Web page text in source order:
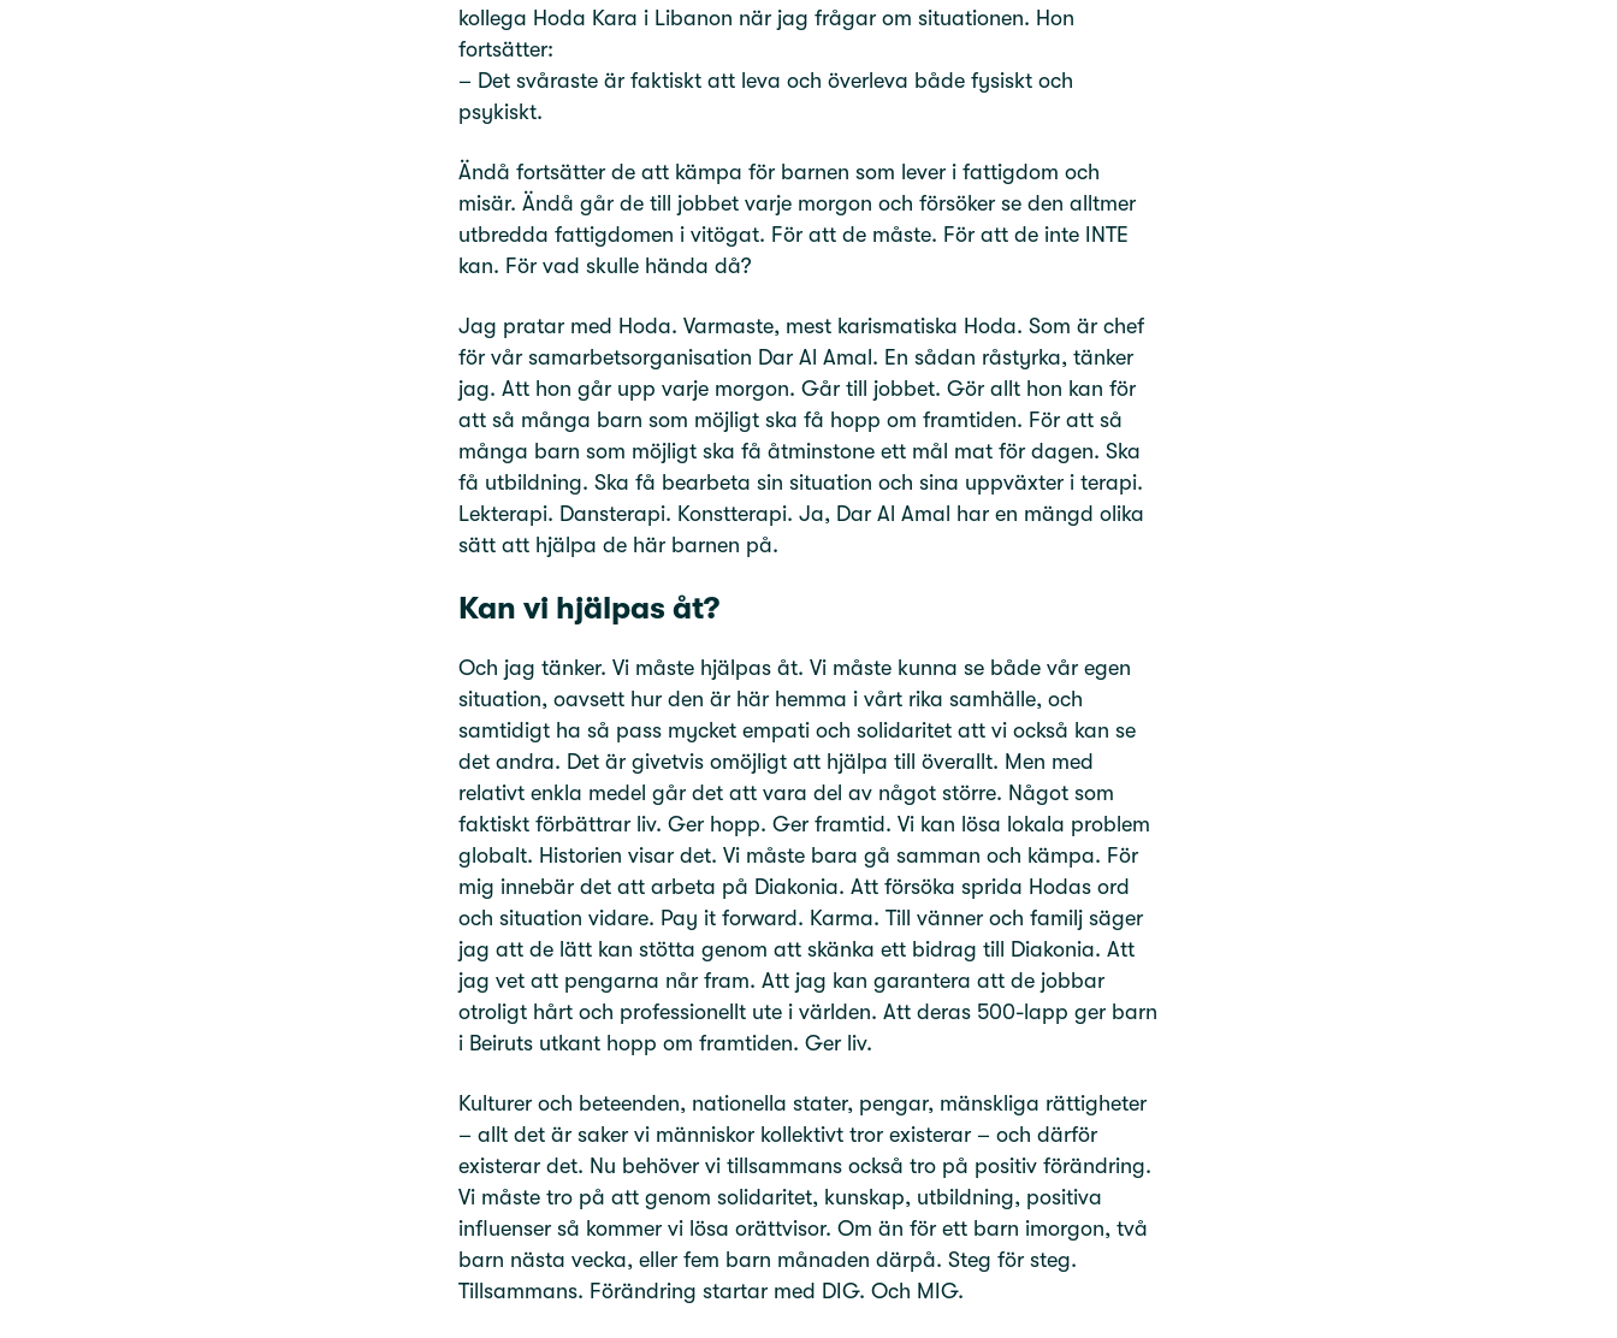
kollega Hoda Kara i Libanon när jag frågar om situationen. Hon
fortsätter:
– Det svåraste är faktiskt att leva och överleva både fysiskt och
psykiskt.
Ändå fortsätter de att kämpa för barnen som lever i fattigdom och
misär. Ändå går de till jobbet varje morgon och försöker se den alltmer
utbredda fattigdomen i vitögat. För att de måste. För att de inte INTE
kan. För vad skulle hända då?
Jag pratar med Hoda. Varmaste, mest karismatiska Hoda. Som är chef
för vår samarbetsorganisation Dar Al Amal. En sådan råstyrka, tänker
jag. Att hon går upp varje morgon. Går till jobbet. Gör allt hon kan för
att så många barn som möjligt ska få hopp om framtiden. För att så
många barn som möjligt ska få åtminstone ett mål mat för dagen. Ska
få utbildning. Ska få bearbeta sin situation och sina uppväxter i terapi.
Lekterapi. Dansterapi. Konstterapi. Ja, Dar Al Amal har en mängd olika
sätt att hjälpa de här barnen på.
Kan vi hjälpas åt?
Och jag tänker. Vi måste hjälpas åt. Vi måste kunna se både vår egen
situation, oavsett hur den är här hemma i vårt rika samhälle, och
samtidigt ha så pass mycket empati och solidaritet att vi också kan se
det andra. Det är givetvis omöjligt att hjälpa till överallt. Men med
relativt enkla medel går det att vara del av något större. Något som
faktiskt förbättrar liv. Ger hopp. Ger framtid. Vi kan lösa lokala problem
globalt. Historien visar det. Vi måste bara gå samman och kämpa. För
mig innebär det att arbeta på Diakonia. Att försöka sprida Hodas ord
och situation vidare. Pay it forward. Karma. Till vänner och familj säger
jag att de lätt kan stötta genom att skänka ett bidrag till Diakonia. Att
jag vet att pengarna når fram. Att jag kan garantera att de jobbar
otroligt hårt och professionellt ute i världen. Att deras 500-lapp ger barn
i Beiruts utkant hopp om framtiden. Ger liv.
Kulturer och beteenden, nationella stater, pengar, mänskliga rättigheter
– allt det är saker vi människor kollektivt tror existerar – och därför
existerar det. Nu behöver vi tillsammans också tro på positiv förändring.
Vi måste tro på att genom solidaritet, kunskap, utbildning, positiva
influenser så kommer vi lösa orättvisor. Om än för ett barn imorgon, två
barn nästa vecka, eller fem barn månaden därpå. Steg för steg.
Tillsammans. Förändring startar med DIG. Och MIG.